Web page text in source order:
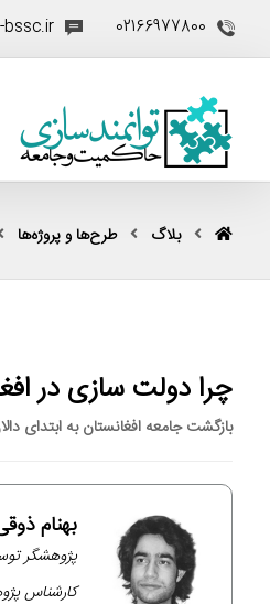
02166977800
bssc.ir
بلاگ طرح‌ها و پروژه‌ها
چرا دولت سازی در
بازگشت جامعه افغانستان به ابتدای
بهنام
پژوهشگر
کارشناس